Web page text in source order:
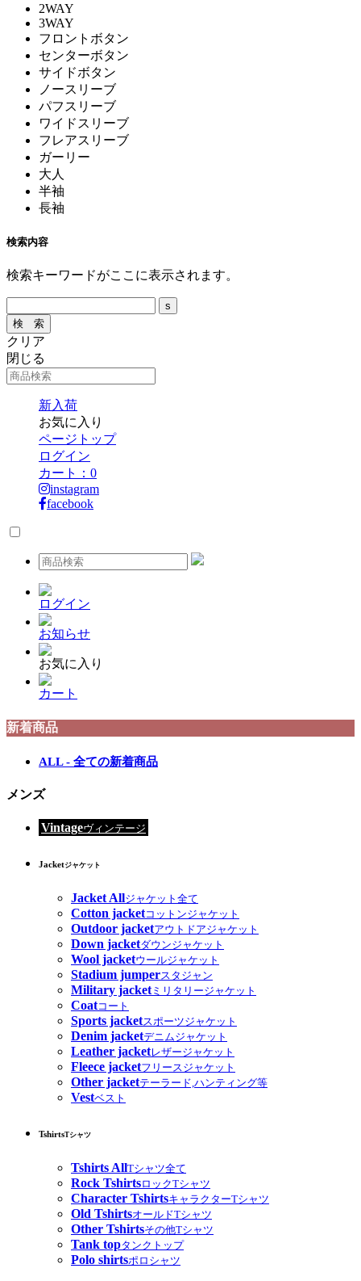
2WAY
3WAY
フロントボタン
センターボタン
サイドボタン
ノースリーブ
パフスリーブ
ワイドスリーブ
フレアスリーブ
ガーリー
大人
半袖
長袖
検索内容
検索キーワードがここに表示されます。
クリア
閉じる
新入荷
お気に入り
ページトップ
ログイン
カート： 0
instagram
facebook
ログイン
お知らせ
お気に入り
カート
新着商品
ALL - 全ての新着商品
メンズ
Vintageヴィンテージ
Jacketジャケット
Jacket Allジャケット全て
Cotton jacketコットンジャケット
Outdoor jacketアウトドアジャケット
Down jacketダウンジャケット
Wool jacketウールジャケット
Stadium jumperスタジャン
Military jacketミリタリージャケット
Coatコート
Sports jacketスポーツジャケット
Denim jacketデニムジャケット
Leather jacketレザージャケット
Fleece jacketフリースジャケット
Other jacketテーラード,ハンティング等
Vestベスト
TshirtsTシャツ
Tshirts AllTシャツ全て
Rock TshirtsロックTシャツ
Character TshirtsキャラクターTシャツ
Old TshirtsオールドTシャツ
Other Tshirtsその他Tシャツ
Tank topタンクトップ
Polo shirtsポロシャツ